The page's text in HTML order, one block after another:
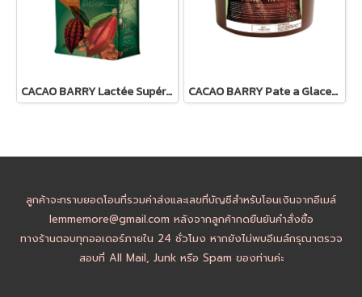
CACAO BARRY Lactée Supérieure 38% - Milk Chocolate CACAO BARRY Pate a Glacer Brune : Dark Compound Coating
ลูกค้าจะทราบยอดโอนที่รวมค่าส่งและเลขที่บัญชีสำหรับโอนเงินจากอีเมล์
lemmemore@gmail.com หลังจากลูกค้ากดยืนยันคำสั่งซื้อ
ทางร้านตอบทุกออเดอร์ภายใน 24 ชั่วโมง หากยังไม่พบอีเมล์กรุณาตรวจ
สอบที่ All Mail, Junk หรือ Spam ของท่านค่ะ